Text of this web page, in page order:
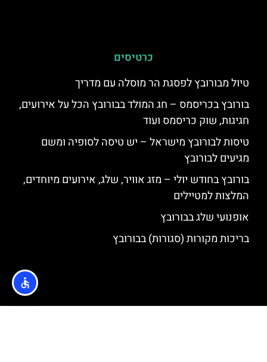
כרטיסים
טיול מבורובץ לפסגת הר מוסלה עם מדריך
בורובץ בכריסמס – חג המולד בבורובץ הכל על אירועים,
חגיגות, שוק כריסמס ועוד
טיסות לבורובץ מישראל – יש טיסה לסופיה ומשם
מגיעים לבורובץ
בורובץ בחודש יולי – מזג אוויר, שלג, אירועים מיוחדים,
המלצות למטיילים
אופנועי שלג בבורובץ
בריכות מקורות (סגורות) בבורובץ